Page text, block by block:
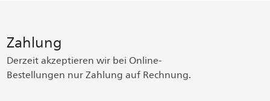
Zahlung
Derzeit akzeptieren wir bei Online-
Bestellungen nur Zahlung auf Rechnung.